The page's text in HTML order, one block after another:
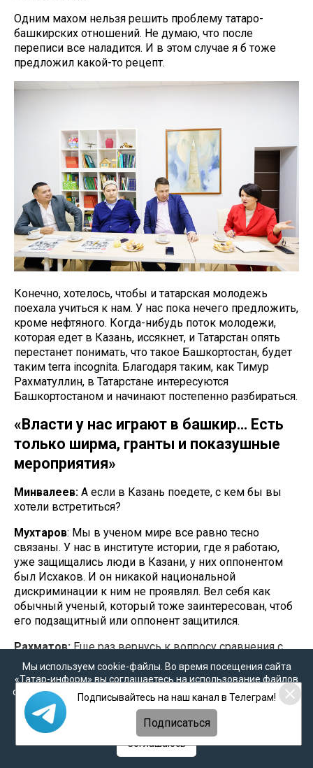
Одним махом нельзя решить проблему татаро-
башкирских отношений. Не думаю, что после
переписи все наладится. И в этом случае я б тоже
предложил какой-то рецепт.
Конечно, хотелось, чтобы и татарская молодежь
поехала учиться к нам. У нас пока нечего предложить,
кроме нефтяного. Когда-нибудь поток молодежи,
которая едет в Казань, иссякнет, и Татарстан опять
перестанет понимать, что такое Башкортостан, будет
таким terra incognita. Благодаря таким, как Тимур
Рахматуллин, в Татарстане интересуются
Башкортостаном и начинают постепенно разбираться.
«Власти у нас играют в башкир… Есть
только ширма, гранты и показушные
мероприятия»
Минвалеев: А если в Казань поедете, с кем бы вы
хотели встретиться?
Мухтаров: Мы в ученом мире все равно тесно
связаны. У нас в институте истории, где я работаю,
уже защищались люди в Казани, у них оппонентом
был Исхаков. И он никакой национальной
дискриминации к ним не проявлял. Вел себя как
обычный ученый, который тоже заинтересован, чтоб
его подзащитный или оппонент защитился.
Рахматов:Еще раз вернусь к вопросу сравнения с
выборами. На выборах есть законные способы
агитации. Когда те же ученые ходят, занимаются
шежере, научно, путем просвещения, не навязывая
административными методами – это, скажем,
дозволенный метод конкурентной борьбы. Когда
кто-то скажет под диктатом главы администрации
«записывайтесь тем-то» или «проголосуйте за эту
Мы используем cookie-файлы. Во время посещения сайта
«Татар-информ» вы соглашаетесь на использование файлов
cookie в соответствии с настоящим уведомлением, согласием
наобработку персональных данных,Политикой о
персональных данных
Политикой конфиденциальности
Соглашаюсь
Подписывайтесь на наш канал в Телеграм!
Подписаться